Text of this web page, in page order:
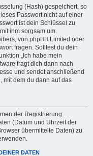
(Hash) gespeichert, so
Passwort nicht auf einer
ist dein Schlüssel zu
ihm sorgsam um.
von phpBB Limited oder
fragen. Solltest du dein
„Ich habe mein
fragt dich dann nach
und sendet anschließend
mit dem du dann auf das
der Registrierung
(Datum und Uhrzeit der
übermittelte Daten) zu
DATEN